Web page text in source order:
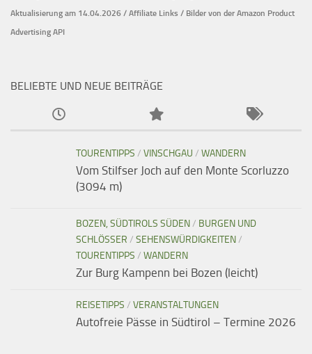
Aktualisierung am 14.04.2026 / Affiliate Links / Bilder von der Amazon Product
Advertising API
BELIEBTE UND NEUE BEITRÄGE
TOURENTIPPS / VINSCHGAU / WANDERN
Vom Stilfser Joch auf den Monte Scorluzzo
(3094 m)
BOZEN, SÜDTIROLS SÜDEN/ BURGEN UND
SCHLÖSSER / SEHENSWÜRDIGKEITEN/
TOURENTIPPS / WANDERN
Zur Burg Kampenn bei Bozen (leicht)
REISETIPPS / VERANSTALTUNGEN
Autofreie Pässe in Südtirol – Termine 2026